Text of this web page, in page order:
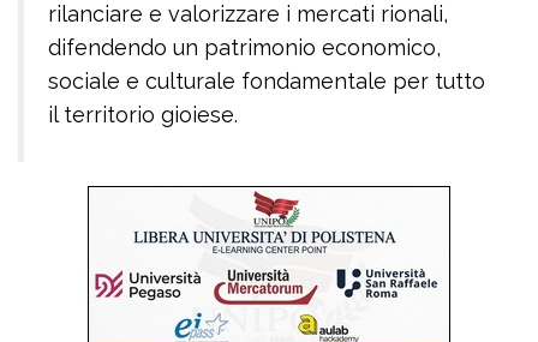
rilanciare e valorizzare i mercati rionali,
difendendo un patrimonio economico,
sociale e culturale fondamentale per tutto
il territorio gioiese.